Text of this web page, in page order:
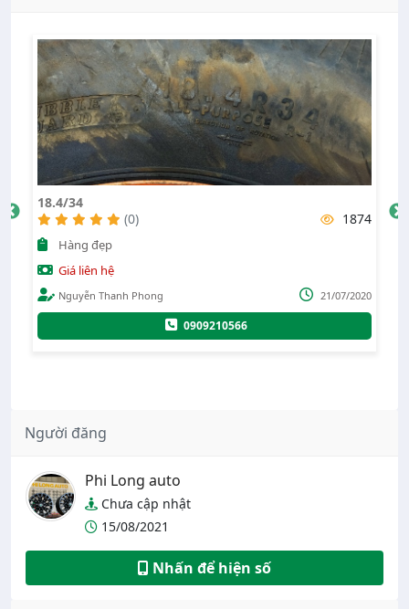
18.4/34
(0)
1874
Hàng đẹp
Giá liên hệ
Nguyễn Thanh Phong 21/07/2020
0909210566
Người đăng
Phi Long auto
Chưa cập nhật
15/08/2021
Nhấn để hiện số